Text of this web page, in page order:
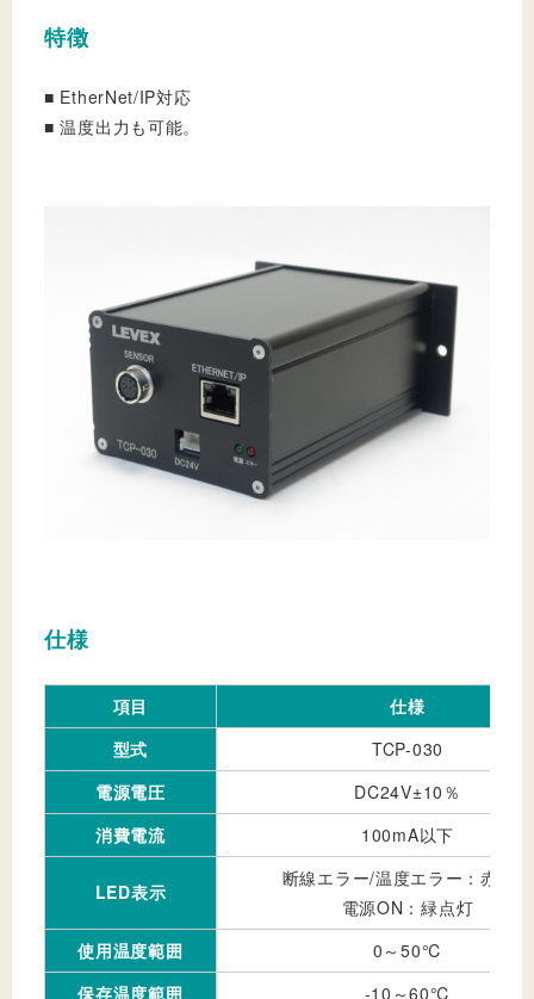
特徴
■ EtherNet/IP対応
■ 温度出力も可能。
仕様
項目
仕様
型式
TCP-030
電源電圧
DC24V±10％
消費電流
100mA以下
LED表示
断線エラー/温度エラー：赤点灯
電源ON：緑点灯
使用温度範囲
0～50℃
保存温度範囲
-10～60℃